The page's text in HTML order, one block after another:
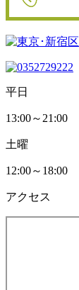
平日
13:00～21:00
土曜
12:00～18:00
アクセス